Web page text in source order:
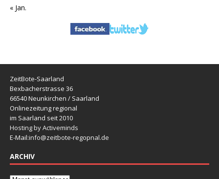
« Jan.
ZeitBote-Saarland
Bexbacherstrasse 36
66540 Neunkirchen / Saarland
Onlinezeitung regional
im Saarland seit 2010
Hosting by Activeminds
E-Mail:info@zeitbote-regopnal.de
ARCHIV